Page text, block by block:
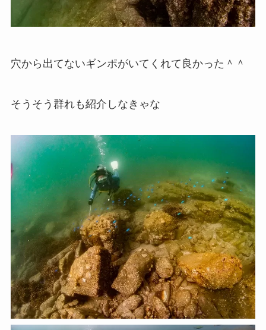
穴から出てないギンポがいてくれて良かった＾＾
そうそう群れも紹介しなきゃな